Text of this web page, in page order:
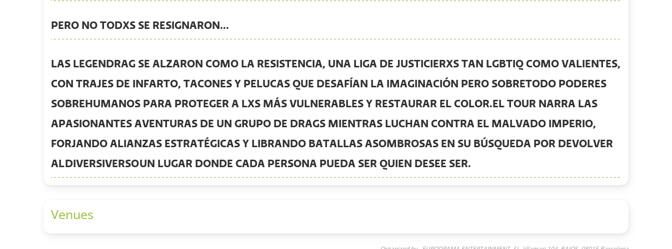
PERO NO TODXS SE RESIGNARON...
LAS LEGENDRAG SE ALZARON COMO LA RESISTENCIA, UNA LIGA DE JUSTICIERXS TAN LGBTIQ COMO VALIENTES,
CON TRAJES DE INFARTO, TACONES Y PELUCAS QUE DESAFÍAN LA IMAGINACIÓN PERO SOBRETODO PODERES
SOBREHUMANOS PARA PROTEGER A LXS MÁS VULNERABLES Y RESTAURAR EL COLOR. EL TOUR NARRA LAS
APASIONANTES AVENTURAS DE UN GRUPO DE DRAGS MIENTRAS LUCHAN CONTRA EL MALVADO IMPERIO,
FORJANDO ALIANZAS ESTRATÉGICAS Y LIBRANDO BATALLAS ASOMBROSAS EN SU BÚSQUEDA POR DEVOLVER
AL DIVERSIVERSOUN LUGAR DONDE CADA PERSONA PUEDA SER QUIEN DESEE SER.
Venues